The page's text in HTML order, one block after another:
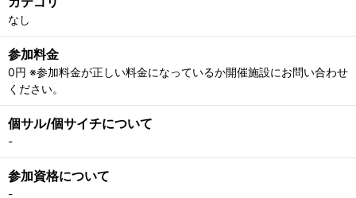
なし
参加料金
0円 ※参加料金が正しい料金になっているか開催施設にお問い合わせ
ください。
個サル/個サイチについて
-
参加資格について
-